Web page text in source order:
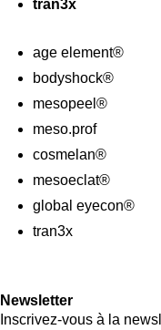
tran3x
age element®
bodyshock®
mesopeel®
meso.prof
cosmelan®
mesoeclat®
global eyecon®
tran3x
Newsletter
Inscrivez-vous à la